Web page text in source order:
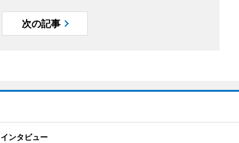
次の記事
インタビュー